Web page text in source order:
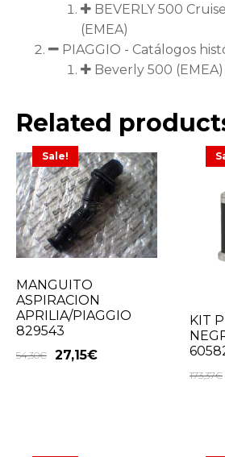
BEVERLY 500
(EMEA)
PIAGGIO - Catálogos
Beverly 500 (EMEA)
Related
Sale!
MANGUITO
ASPIRACION
APRILIA/PIAGGIO
829543
54,30€ 27,15€
KIT
173,37€